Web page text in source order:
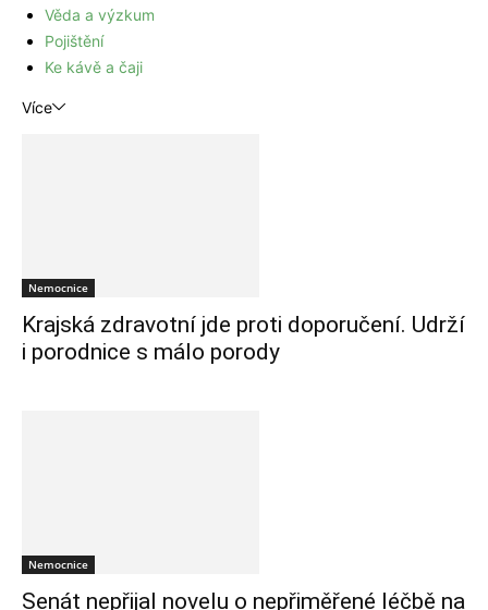
Věda a výzkum
Pojištění
Ke kávě a čaji
Více
Nemocnice
Krajská zdravotní jde proti doporučení. Udrží
i porodnice s málo porody
Nemocnice
Senát nepřijal novelu o nepřiměřené léčbě na